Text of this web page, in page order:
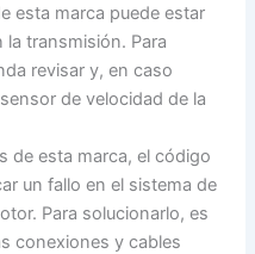
esta marca puede estar
transmisión. Para
revisar y, en caso
de velocidad de la
de esta marca, el código
un fallo en el sistema de
Para solucionarlo, es
conexiones y cables